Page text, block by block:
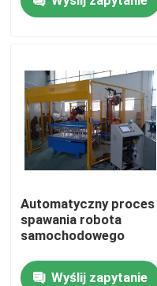
Filmy
O nas
Wycieczka po fabryce
Kontrola jakości
Skontaktuj się z nami
Poprosić o wycenę
Automatyczny proces
spawania robota
samochodowego
Wyślij zapytanie